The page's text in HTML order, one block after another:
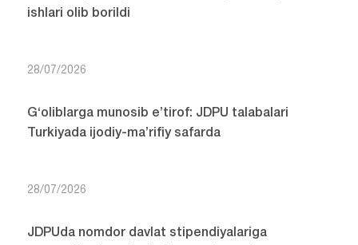
ishlari olib borildi
28/07/2026
G‘oliblarga munosib e’tirof: JDPU talabalari
Turkiyada ijodiy-ma’rifiy safarda
28/07/2026
JDPUda nomdor davlat stipendiyalariga